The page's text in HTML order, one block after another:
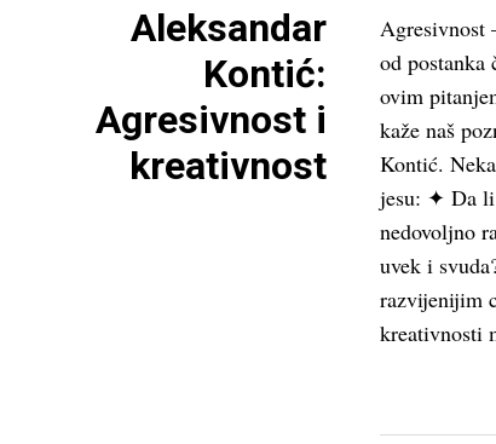
Aleksandar
Kontić:
Agresivnost i
kreativnost
Agresivnost
od postanka
ovim
kaže naš
Kontić.
jesu: ✦ Da li
nedovoljno
uvek i
razvijenijim
kreativnosti